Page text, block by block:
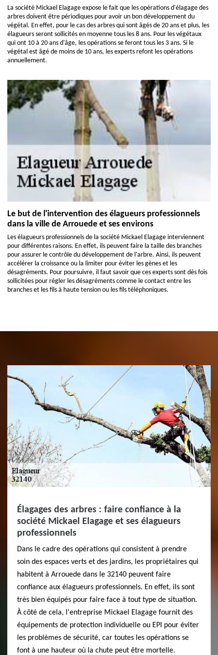
La société Mickael Elagage expose le fait que les opérations d'élagage des
arbres doivent être périodiques pour avoir un bon développement du
végétal. En effet, pour le cas des arbres qui sont âgés de 20 ans et plus, les
élagueurs seront sollicités en moyenne tous les 8 ans. Pour les végétaux
qui ont 10 à 20 ans d'âge, les opérations se feront tous les 3 ans. Si le
végétal est âgé de moins de 10 ans, les experts refont les opérations
annuellement.
Le but de l'intervention des élagueurs professionnels
dans la ville de Arrouede et ses environs
Les élagueurs professionnels de la société Mickael Elagage interviennent
pour différentes raisons. En effet, ils peuvent faire la taille des branches
pour assurer le contrôle du développement de l'arbre. Ainsi, ils peuvent
accélérer la croissance ou la limiter pour éviter les gènes et les
désagréments. Pour poursuivre, il faut savoir que ces experts sont dès fois
sollicitées pour régler les désagréments comme le contact entre les
branches et les fils à haute tension ou les fils téléphoniques.
Élagages des arbres : faire confiance à la
société Mickael Elagage et ses élagueurs
professionnels
Dans le cadre des opérations qui consistent à prendre
soin des espaces verts et des jardins, les propriétaires qui
habitent à Arrouede dans le 32140 peuvent faire
confiance aux élagueurs professionnels. En effet, ils sont
très bien équipés pour faire face à tout type de situation.
À côté de cela, l'entreprise Mickael Elagage fournit des
équipements de protection individuelle ou EPI pour éviter
les problèmes de sécurité, car toutes les opérations se
font à une hauteur où la chute peut être mortelle.